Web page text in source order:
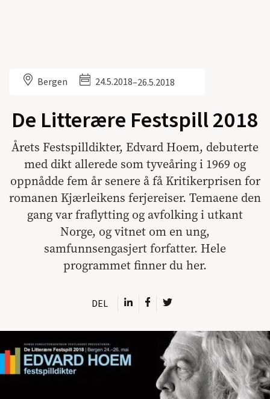
Bergen 24.5.2018–26.5.2018
De Litterære Festspill 2018
Årets Festspilldikter, Edvard Hoem, debuterte
med dikt allerede som tyveåring i 1969 og
oppnådde fem år senere å få Kritikerprisen for
romanen Kjærleikens ferjereiser. Temaene den
gang var fraflytting og avfolking i utkant
Norge, og vitnet om en ung,
samfunnsengasjert forfatter. Hele
programmet finner du her.
DEL